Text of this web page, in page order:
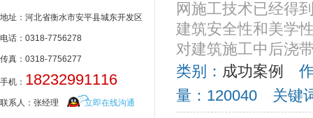
地址：河北省衡水市安平县城东开发区
电话：0318-7756278
传真：0318-7756277
手机： 18232991116
联系人：张经理 立即在线沟通
网施工技术已经得
建筑安全性和美学
对建筑施工中后浇
类别： 成功案例
作
量：120040 关键